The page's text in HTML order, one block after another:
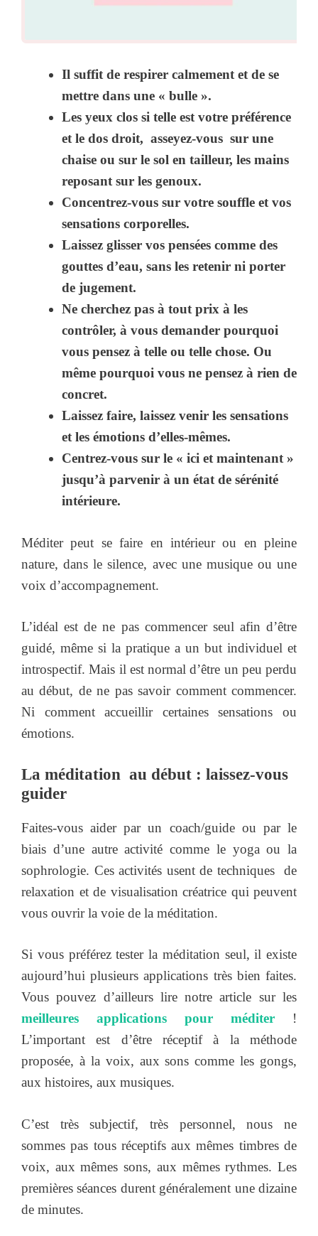
Il suffit de respirer calmement et de se
mettre dans une « bulle ».
Les yeux clos si telle est votre préférence
et le dos droit, asseyez-vous sur une
chaise ou sur le sol en tailleur, les mains
reposant sur les genoux.
Concentrez-vous sur votre souffle et vos
sensations corporelles.
Laissez glisser vos pensées comme des
gouttes d’eau, sans les retenir ni porter
de jugement.
Ne cherchez pas à tout prix à les
contrôler, à vous demander pourquoi
vous pensez à telle ou telle chose. Ou
même pourquoi vous ne pensez à rien de
concret.
Laissez faire, laissez venir les sensations
et les émotions d’elles-mêmes.
Centrez-vous sur le « ici et maintenant »
jusqu’à parvenir à un état de sérénité
intérieure.
Méditer peut se faire en intérieur ou en pleine
nature, dans le silence, avec une musique ou une
voix d’accompagnement.
L’idéal est de ne pas commencer seul afin d’être
guidé, même si la pratique a un but individuel et
introspectif. Mais il est normal d’être un peu perdu
au début, de ne pas savoir comment commencer.
Ni comment accueillir certaines sensations ou
émotions.
La méditation au début : laissez-vous
guider
Faites-vous aider par un coach/guide ou par le
biais d’une autre activité comme le yoga ou la
sophrologie. Ces activités usent de techniques de
relaxation et de visualisation créatrice qui peuvent
vous ouvrir la voie de la méditation.
Si vous préférez tester la méditation seul, il existe
aujourd’hui plusieurs applications très bien faites.
Vous pouvez d’ailleurs lire notre article sur les
meilleures applications pour méditer !
L’important est d’être réceptif à la méthode
proposée, à la voix, aux sons comme les gongs,
aux histoires, aux musiques.
C’est très subjectif, très personnel, nous ne
sommes pas tous réceptifs aux mêmes timbres de
voix, aux mêmes sons, aux mêmes rythmes. Les
premières séances durent généralement une dizaine
de minutes.